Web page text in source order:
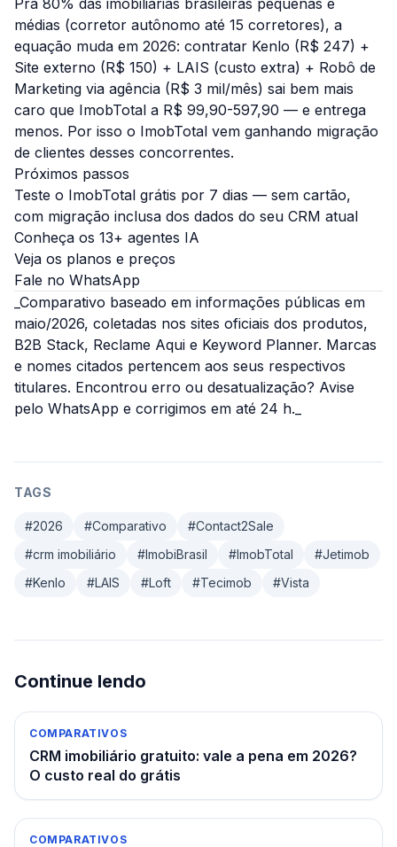
Pra 80% das imobiliárias brasileiras pequenas e
médias (corretor autônomo até 15 corretores), a
equação muda em 2026: contratar Kenlo (R$ 247) +
Site externo (R$ 150) + LAIS (custo extra) + Robô de
Marketing via agência (R$ 3 mil/mês) sai bem mais
caro que ImobTotal a R$ 99,90-597,90 — e entrega
menos. Por isso o ImobTotal vem ganhando migração
de clientes desses concorrentes.
Próximos passos
Teste o ImobTotal grátis por 7 dias — sem cartão,
com migração inclusa dos dados do seu CRM atual
Conheça os 13+ agentes IA
Veja os planos e preços
Fale no WhatsApp
_Comparativo baseado em informações públicas em
maio/2026, coletadas nos sites oficiais dos produtos,
B2B Stack, Reclame Aqui e Keyword Planner. Marcas
e nomes citados pertencem aos seus respectivos
titulares. Encontrou erro ou desatualização? Avise
pelo WhatsApp e corrigimos em até 24 h._
TAGS
#2026 #Comparativo #Contact2Sale
#crm imobiliário #ImobiBrasil #ImobTotal #Jetimob
#Kenlo #LAIS #Loft #Tecimob #Vista
Continue lendo
COMPARATIVOS
CRM imobiliário gratuito: vale a pena em 2026?
O custo real do grátis
COMPARATIVOS